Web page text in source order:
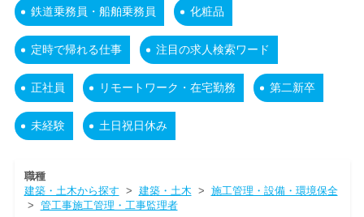
鉄道乗務員・船舶乗務員 化粧品
定時で帰れる仕事 注目の求人検索ワード
正社員 リモートワーク・在宅勤務 第二新卒
未経験 土日祝日休み
職種
建築・土木から探す > 建築・土木 > 施工管理・設備・環境保全
> 管工事施工管理・工事監理者